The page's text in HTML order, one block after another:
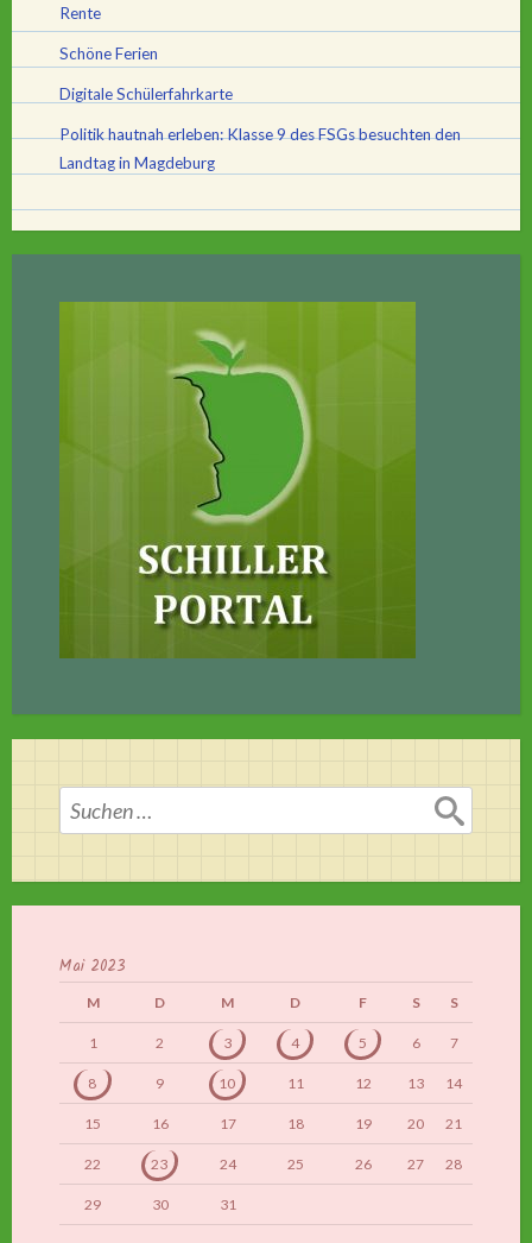
Rente
Schöne Ferien
Digitale Schülerfahrkarte
Politik hautnah erleben: Klasse 9 des FSGs besuchten den
Landtag in Magdeburg
Suchen
nach:
Mai 2023
M D M D F S S
1 2 3 4 5 6 7
8 9 10 11 12 13 14
15 16 17 18 19 20 21
22 23 24 25 26 27 28
29 30 31